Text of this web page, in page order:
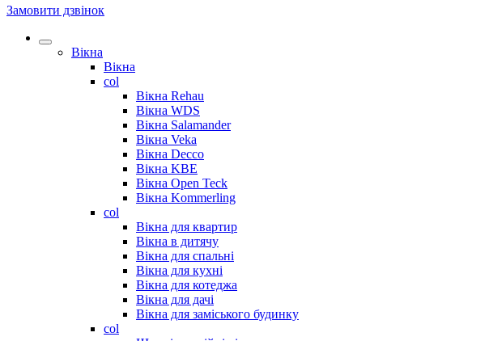
Замовити дзвінок
Вікна
Вікна
col
Вікна Rehau
Вікна WDS
Вікна Salamander
Вікна Veka
Вікна Decco
Вікна KBE
Вікна Open Teck
Вікна Kommerling
col
Вікна для квартир
Вікна в дитячу
Вікна для спальні
Вікна для кухні
Вікна для котеджа
Вікна для дачі
Вікна для заміського будинку
col